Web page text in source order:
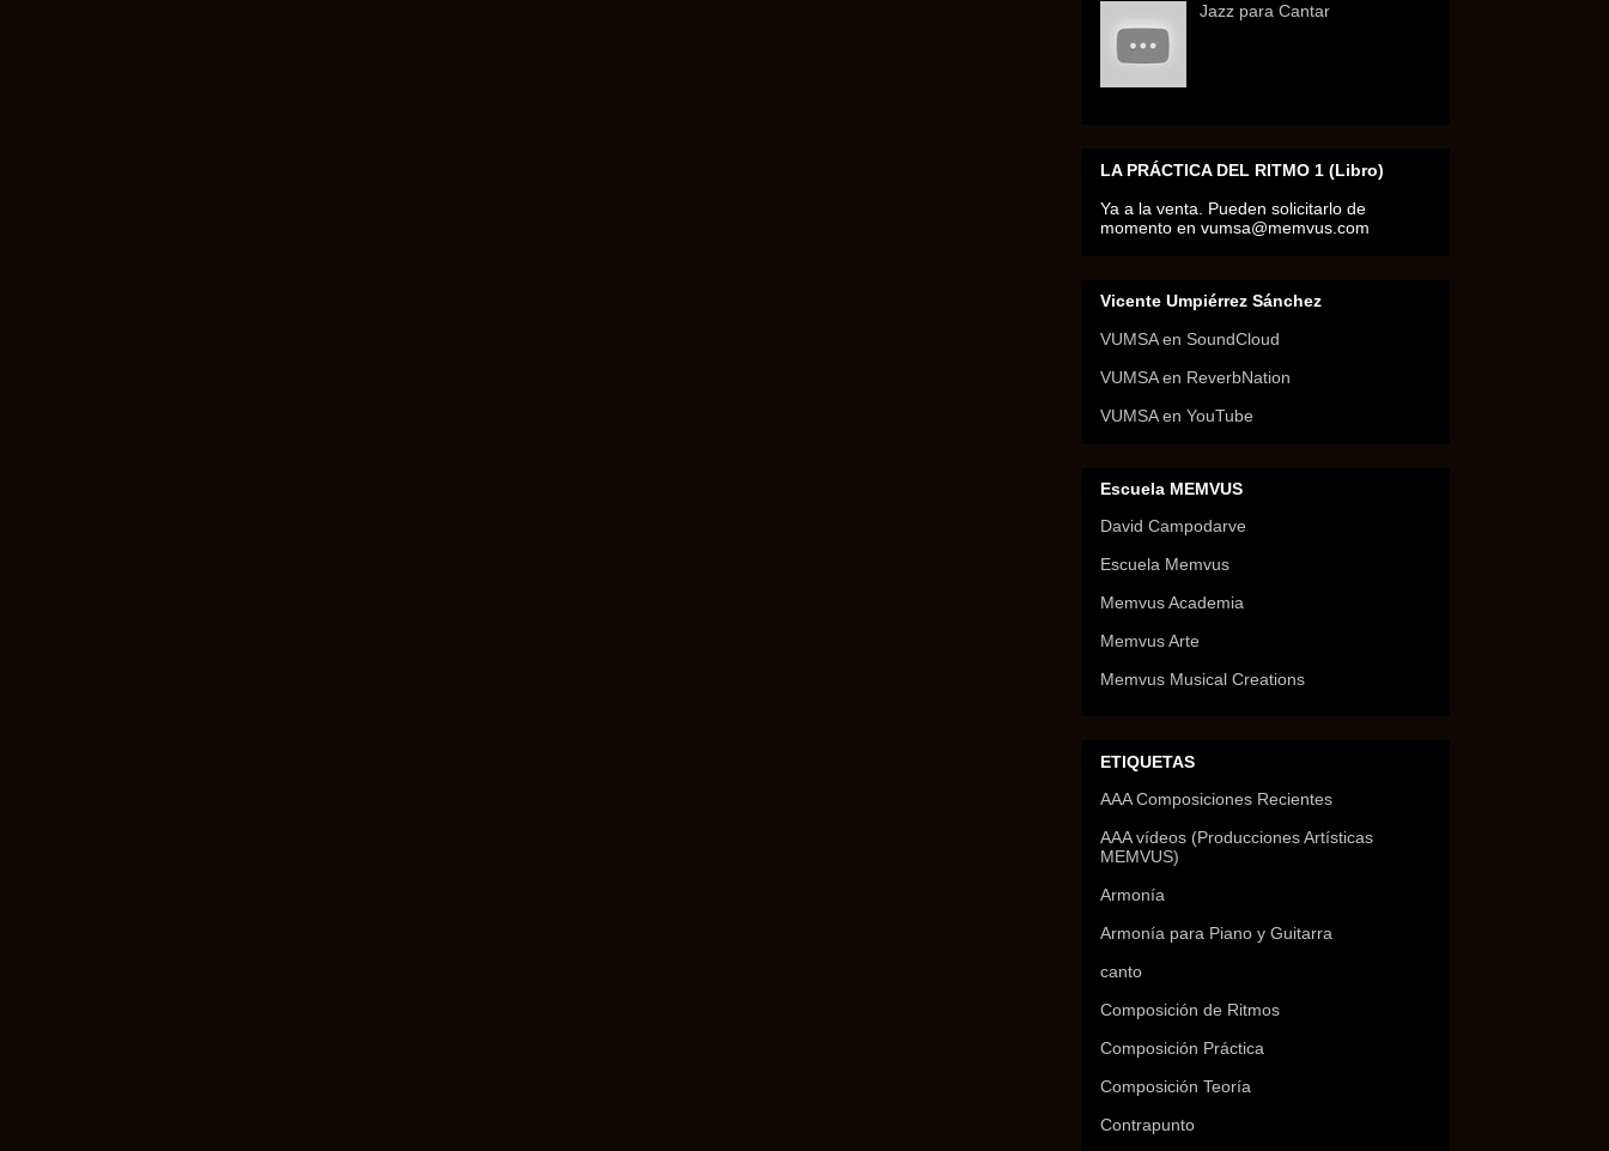
Jazz para Cantar
LA PRÁCTICA DEL RITMO 1 (Libro)
Ya a la venta. Pueden solicitarlo de
momento en vumsa@memvus.com
Vicente Umpiérrez Sánchez
VUMSA en SoundCloud
VUMSA en ReverbNation
VUMSA en YouTube
Escuela MEMVUS
David Campodarve
Escuela Memvus
Memvus Academia
Memvus Arte
Memvus Musical Creations
ETIQUETAS
AAA Composiciones Recientes
AAA vídeos (Producciones Artísticas
MEMVUS)
Armonía
Armonía para Piano y Guitarra
canto
Composición de Ritmos
Composición Práctica
Composición Teoría
Contrapunto